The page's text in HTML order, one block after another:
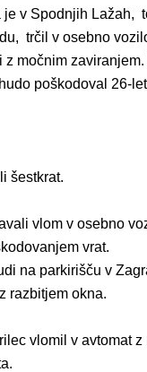
v Spodnjih Lažah,
trčil v osebno
močnim
poškodoval 26-
šestkrat.
vlom v osebno
vrat.
na parkirišču v
razbitjem okna.
vlomil v avtomat